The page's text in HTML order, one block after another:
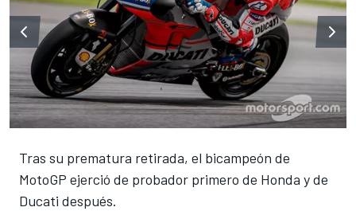
Tras su prematura retirada, el bicampeón de
MotoGP ejerció de probador primero de Honda y de
Ducati después.